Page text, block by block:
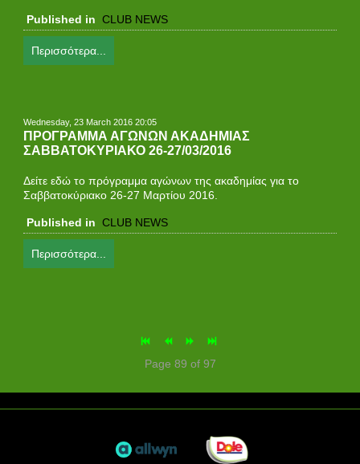
Published in CLUB NEWS
Περισσότερα...
Wednesday, 23 March 2016 20:05
ΠΡΟΓΡΑΜΜΑ ΑΓΩΝΩΝ ΑΚΑΔΗΜΙΑΣ
ΣΑΒΒΑΤΟΚΥΡΙΑΚΟ 26-27/03/2016
Δείτε εδώ το πρόγραμμα αγώνων της ακαδημίας για τo
Σαββατοκύριακο 26-27 Μαρτίου 2016.
Published in CLUB NEWS
Περισσότερα...
Page 89 of 97